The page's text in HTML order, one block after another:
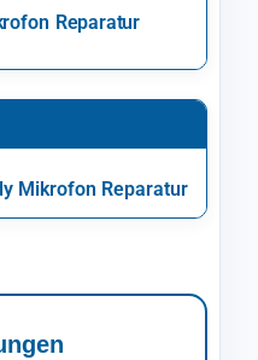
Reparatur
Mikrofon Reparatur